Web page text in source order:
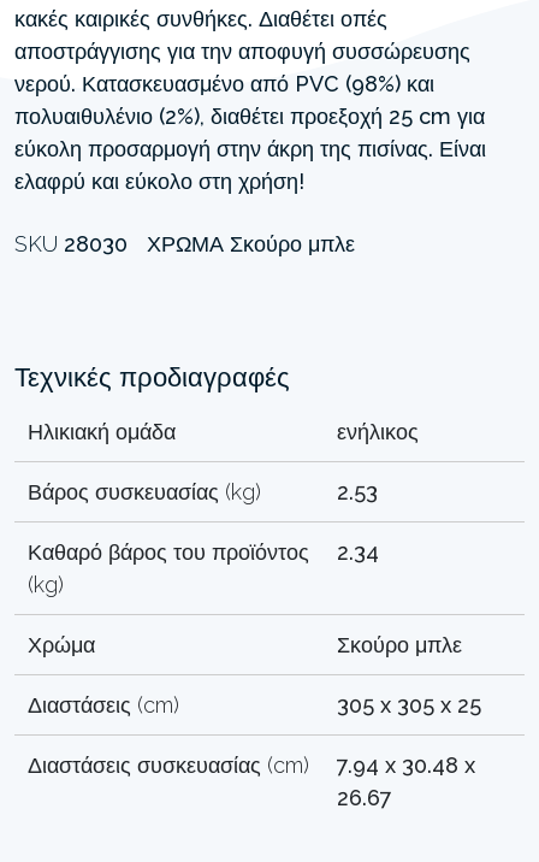
κακές καιρικές συνθήκες. Διαθέτει οπές
αποστράγγισης για την αποφυγή συσσώρευσης
νερού. Κατασκευασμένο από PVC (98%) και
πολυαιθυλένιο (2%), διαθέτει προεξοχή 25 cm για
εύκολη προσαρμογή στην άκρη της πισίνας. Είναι
ελαφρύ και εύκολο στη χρήση!
SKU 28030 ΧΡΏΜΑ Σκούρο μπλε
Τεχνικές προδιαγραφές
Ηλικιακή ομάδα ενήλικος
Βάρος συσκευασίας (kg) 2.53
Καθαρό βάρος του προϊόντος
(kg)
2.34
Χρώμα Σκούρο μπλε
Διαστάσεις (cm) 305 x 305 x 25
Διαστάσεις συσκευασίας (cm)
7.94 x 30.48 x
26.67